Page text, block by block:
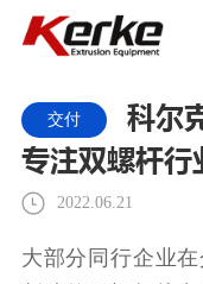
交付
科尔
专注双螺杆行
2022.06.21
大部分同行企业